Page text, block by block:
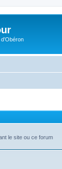
le site ou ce forum